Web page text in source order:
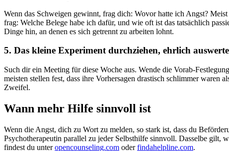
Wenn das Schweigen gewinnt, frag dich: Wovor hatte ich Angst?
frag: Welche Belege habe ich dafür, und wie oft ist das tatsächlich
Dinge hin, an denen es sich getrennt zu arbeiten lohnt.
5. Das kleine Experiment durchziehen, ehrlich
Such dir ein Meeting für diese Woche aus. Wende die Vorab-
meisten stellen fest, dass ihre Vorhersagen drastisch schlimmer
Zweifel.
Wann mehr Hilfe sinnvoll ist
Wenn die Angst, dich zu Wort zu melden, so stark ist, dass du
Psychotherapeutin parallel zu jeder Selbsthilfe sinnvoll. Dasselbe gilt,
findest du unter opencounseling.com oder findahelpline.com.